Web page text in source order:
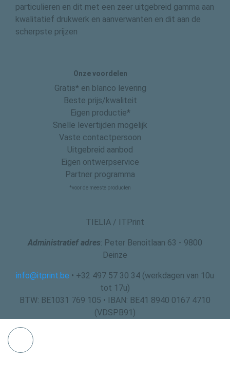
particulieren en dit met een zeer uitgebreid gamma aan
kwalitatief drukwerk en aanverwanten en dit aan de
scherpste prijzen
Onze voordelen
Gratis* en blanco levering
Beste prijs/kwaliteit
Eigen productie*
Snelle levertijden mogelijk
Vaste contactpersoon
Uitgebreid aanbod
Eigen ontwerpservice
Partner programma
*voor de meeste producten
TIELIA / ITPrint
Administratief adres: Peter Benoitlaan 63 - 9800
Deinze
info@itprint.be • +32 497 57 30 34 (werkdagen van 10u
tot 17u)
BTW: BE1031 769 105 • IBAN: BE41 8940 0167 4710
(VDSPB91)